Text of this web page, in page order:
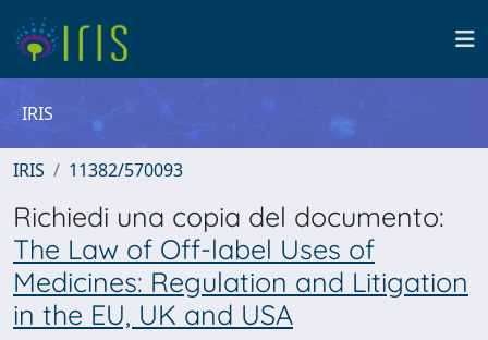
IRIS
IRIS 11382/570093
Richiedi una copia del documento:
The Law of Off-label Uses of
Medicines: Regulation and Litigation
in the EU, UK and USA